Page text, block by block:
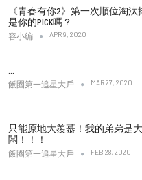
《青春有你2》第一次順位淘汰
是你的PICK嗎？
容小編 APR 9, 2020
飯圈第一追星大戶 MAR 27, 2020
只能原地大羨慕！我的弟弟是
闆！！！
飯圈第一追星大戶 FEB 28, 2020